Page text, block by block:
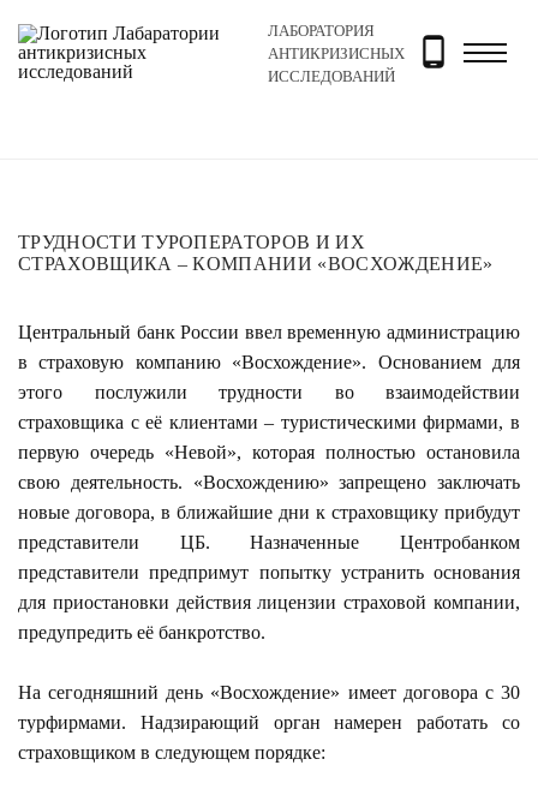
ЛАБОРАТОРИЯ
АНТИКРИЗИСНЫХ
ИССЛЕДОВАНИЙ
Главная Новости и блог Новости Трудности
ТРУДНОСТИ ТУРОПЕРАТОРОВ И ИХ
СТРАХОВЩИКА – КОМПАНИИ «ВОСХОЖДЕНИЕ»
Центральный банк России ввел временную администрацию
в страховую компанию «Восхождение». Основанием для
этого послужили трудности во взаимодействии
страховщика с её клиентами – туристическими фирмами, в
первую очередь «Невой», которая полностью остановила
свою деятельность. «Восхождению» запрещено заключать
новые договора, в ближайшие дни к страховщику прибудут
представители ЦБ. Назначенные Центробанком
представители предпримут попытку устранить основания
для приостановки действия лицензии страховой компании,
предупредить её банкротство.
На сегодняшний день «Восхождение» имеет договора с 30
турфирмами. Надзирающий орган намерен работать со
страховщиком в следующем порядке: